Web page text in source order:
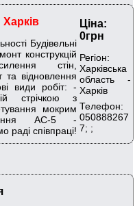
Харків
Будівельні
конструкцій
стін,
відновлення
види робіт: -
стрічкою з
мокрим
АС-5 -
раді співпраці!
Ціна:
0грн
Регіон:
Харківська
область -
Харків
Телефон:
050888267
7; ;